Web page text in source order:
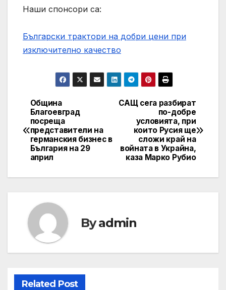
Наши спонсори са:
Български трактори на добри цени при
изключително качество
Навигация
САЩ сега разбират
по-добре
условията, при
които Русия ще
сложи край на
войната в Украйна,
каза Марко Рубио
Община
Благоевград
посреща
представители на
германския бизнес в
България на 29
април
Byadmin
Related Post